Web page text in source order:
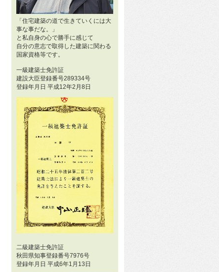
「住宅建築の道で生きていくには大
事な事だな。」
と私自身の心で勝手に感じて
自分の意志で取得した建築に関わる
国家資格等です。
一級建築士免許証
建設大臣登録番号289334号
登録年月日 平成12年2月8日
二級建築士免許証
秋田県知事登録番号7976号
登録年月日 平成6年1月13日